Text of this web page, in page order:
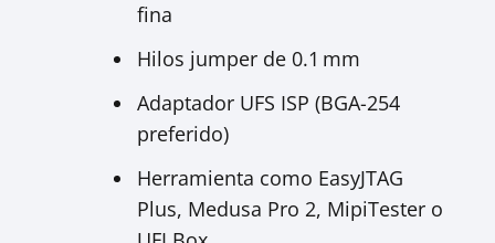
fina
Hilos jumper de 0.1 mm
Adaptador UFS ISP (BGA-254
preferido)
Herramienta como EasyJTAG
Plus, Medusa Pro 2, MipiTester o